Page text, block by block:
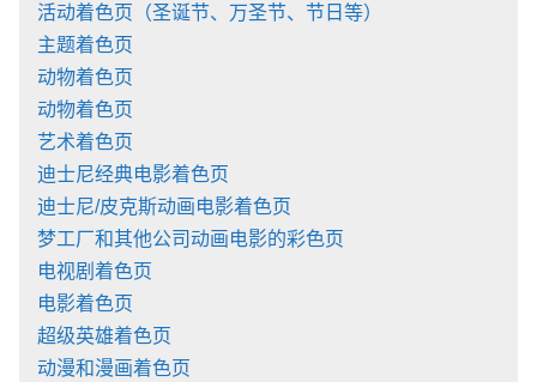
活动着色页（圣诞节、万圣节、节日等）
主题着色页
动物着色页
动物着色页
艺术着色页
迪士尼经典电影着色页
迪士尼/皮克斯动画电影着色页
梦工厂和其他公司动画电影的彩色页
电视剧着色页
电影着色页
超级英雄着色页
动漫和漫画着色页